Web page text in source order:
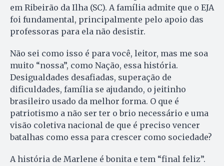
em Ribeirão da Ilha (SC). A família admite que o EJA
foi fundamental, principalmente pelo apoio das
professoras para ela não desistir.
Não sei como isso é para você, leitor, mas me soa
muito “nossa”, como Nação, essa história.
Desigualdades desafiadas, superação de
dificuldades, família se ajudando, o jeitinho
brasileiro usado da melhor forma. O que é
patriotismo a não ser ter o brio necessário e uma
visão coletiva nacional de que é preciso vencer
batalhas como essa para crescer como sociedade?
A história de Marlene é bonita e tem “final feliz”.